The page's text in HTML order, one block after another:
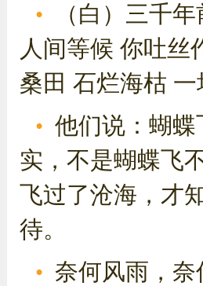
（白）三千
人间等候 你吐丝
桑田 石烂海枯 一
他们说：蝴
实，不是蝴蝶飞
飞过了沧海，才
待。
奈何风雨，